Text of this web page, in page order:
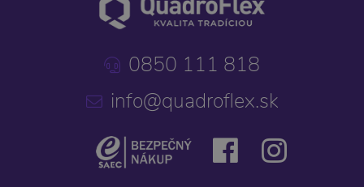
0850 111 818
info@quadroflex.sk